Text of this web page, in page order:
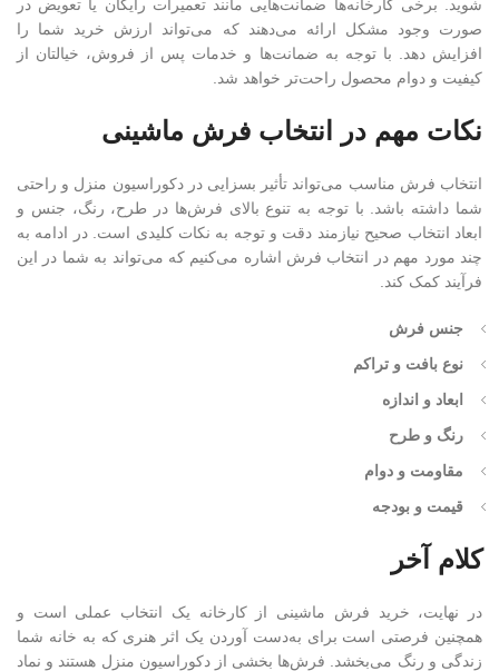
شوید. برخی کارخانه‌ها ضمانت‌هایی مانند تعمیرات رایگان یا تعویض در
صورت وجود مشکل ارائه می‌دهند که می‌تواند ارزش خرید شما را
افزایش دهد. با توجه به ضمانت‌ها و خدمات پس از فروش، خیالتان از
کیفیت و دوام محصول راحت‌تر خواهد شد.
نکات مهم در انتخاب فرش ماشینی
انتخاب فرش مناسب می‌تواند تأثیر بسزایی در دکوراسیون منزل و راحتی
شما داشته باشد. با توجه به تنوع بالای فرش‌ها در طرح، رنگ، جنس و
ابعاد انتخاب صحیح نیازمند دقت و توجه به نکات کلیدی است. در ادامه به
چند مورد مهم در انتخاب فرش اشاره می‌کنیم که می‌تواند به شما در این
فرآیند کمک کند.
جنس فرش
نوع بافت و تراکم
ابعاد و اندازه
رنگ و طرح
مقاومت و دوام
قیمت و بودجه
کلام آخر
در نهایت، خرید فرش ماشینی از کارخانه یک انتخاب عملی است و
همچنین فرصتی است برای به‌دست آوردن یک اثر هنری که به خانه شما
زندگی و رنگ می‌بخشد. فرش‌ها بخشی از دکوراسیون منزل هستند و نماد